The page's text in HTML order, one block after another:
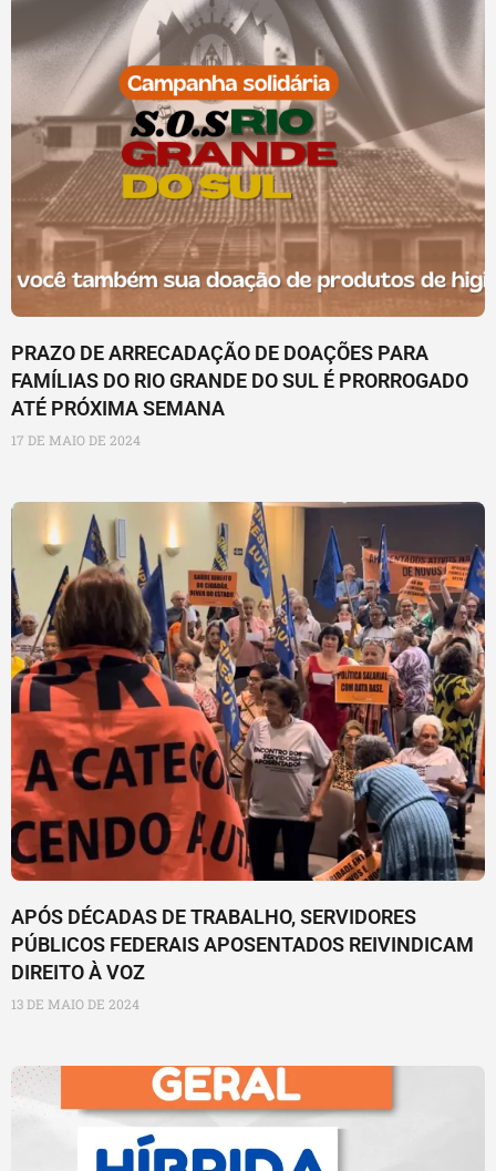
PRAZO DE ARRECADAÇÃO DE DOAÇÕES PARA
FAMÍLIAS DO RIO GRANDE DO SUL É PRORROGADO
ATÉ PRÓXIMA SEMANA
17 DE MAIO DE 2024
APÓS DÉCADAS DE TRABALHO, SERVIDORES
PÚBLICOS FEDERAIS APOSENTADOS REIVINDICAM
DIREITO À VOZ
13 DE MAIO DE 2024